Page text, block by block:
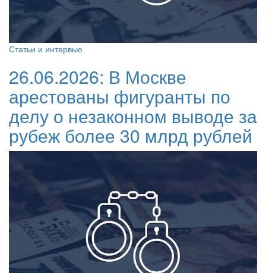
Статьи и интервью
26.06.2026: В Москве
арестованы фигуранты по
делу о незаконном выводе за
рубеж более 30 млрд рублей